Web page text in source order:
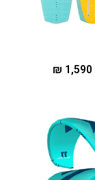
₪ 1,590